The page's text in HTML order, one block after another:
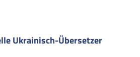
Ukrainisch-Übersetzer